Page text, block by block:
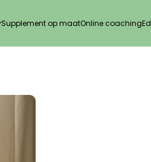
Supplement op maatOnline coaching